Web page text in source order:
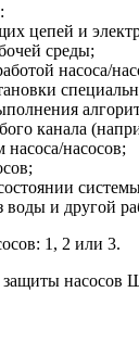
цепей и
среды;
насоса/
канала
насосов;
воды и другой
1, 2 или 3.
защиты